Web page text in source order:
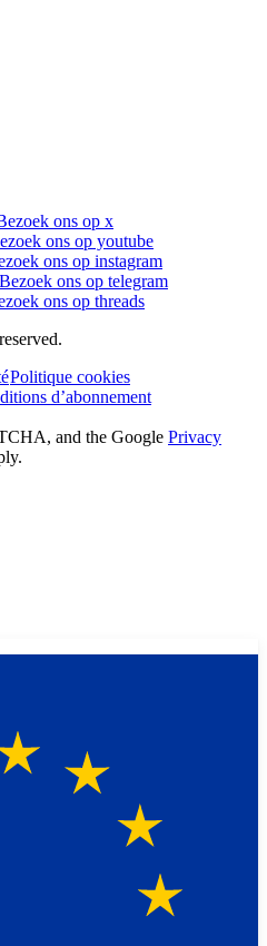
ons op x
ons op youtube
ons op instagram
Bezoek ons op telegram
ons op threads
Politique cookies
d’abonnement
and the Google Privacy